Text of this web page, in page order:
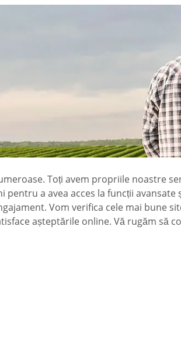
Toți avem propriile noastre
a avea acces la funcții
Vom verifica cele mai bune
așteptările online. Vă rugăm să